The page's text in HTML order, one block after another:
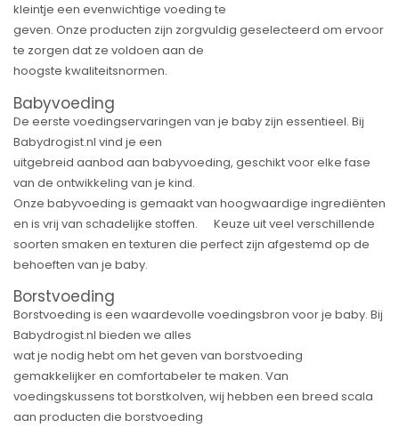
kleintje een evenwichtige voeding te
geven. Onze producten zijn zorgvuldig geselecteerd om ervoor
te zorgen dat ze voldoen aan de
hoogste kwaliteitsnormen.
Babyvoeding
De eerste voedingservaringen van je baby zijn essentieel. Bij
Babydrogist.nl vind je een
uitgebreid aanbod aan babyvoeding, geschikt voor elke fase
van de ontwikkeling van je kind.
Onze babyvoeding is gemaakt van hoogwaardige ingrediënten
en is vrij van schadelijke stoffen. Keuze uit veel verschillende
soorten smaken en texturen die perfect zijn afgestemd op de
behoeften van je baby.
Borstvoeding
Borstvoeding is een waardevolle voedingsbron voor je baby. Bij
Babydrogist.nl bieden we alles
wat je nodig hebt om het geven van borstvoeding
gemakkelijker en comfortabeler te maken. Van
voedingskussens tot borstkolven, wij hebben een breed scala
aan producten die borstvoeding